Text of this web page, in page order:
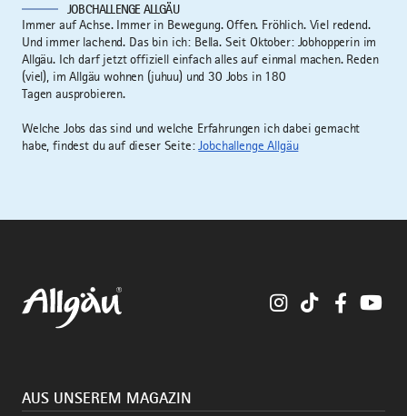
JOBCHALLENGE ALLGÄU
Immer auf Achse. Immer in Bewegung. Offen. Fröhlich. Viel redend.
Und immer lachend. Das bin ich: Bella. Seit Oktober: Jobhopperin im
Allgäu. Ich darf jetzt offiziell einfach alles auf einmal machen. Reden
(viel), im Allgäu wohnen (juhuu) und 30 Jobs in 180
Tagen ausprobieren.
Welche Jobs das sind und welche Erfahrungen ich dabei gemacht
habe, findest du auf dieser Seite: Jobchallenge Allgäu
InstagramTikTok
AUS UNSEREM MAGAZIN